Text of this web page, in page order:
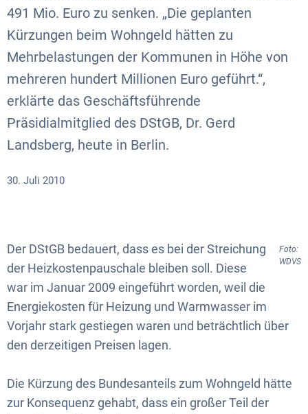
491 Mio. Euro zu senken. „Die geplanten
Kürzungen beim Wohngeld hätten zu
Mehrbelastungen der Kommunen in Höhe von
mehreren hundert Millionen Euro geführt.“,
erklärte das Geschäftsführende
Präsidialmitglied des DStGB, Dr. Gerd
Landsberg, heute in Berlin.
30. Juli 2010
Foto:
WDVS
Der DStGB bedauert, dass es bei der Streichung
der Heizkostenpauschale bleiben soll. Diese
war im Januar 2009 eingeführt worden, weil die
Energiekosten für Heizung und Warmwasser im
Vorjahr stark gestiegen waren und beträchtlich über
den derzeitigen Preisen lagen.
Die Kürzung des Bundesanteils zum Wohngeld hätte
zur Konsequenz gehabt, dass ein großer Teil der